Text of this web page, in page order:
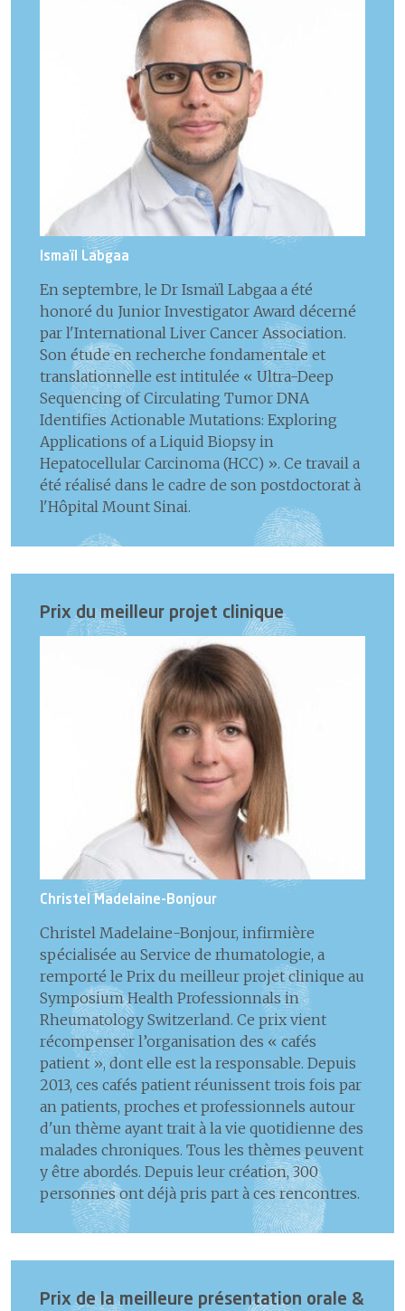
Ismaïl Labgaa
En septembre, le Dr Ismaïl Labgaa a été
honoré du Junior Investigator Award décerné
par l'International Liver Cancer Association.
Son étude en recherche fondamentale et
translationnelle est intitulée « Ultra-Deep
Sequencing of Circulating Tumor DNA
Identifies Actionable Mutations: Exploring
Applications of a Liquid Biopsy in
Hepatocellular Carcinoma (HCC) ». Ce travail a
été réalisé dans le cadre de son postdoctorat à
l'Hôpital Mount Sinai.
Prix du meilleur projet clinique
Christel Madelaine-Bonjour
Christel Madelaine-Bonjour, infirmière
spécialisée au Service de rhumatologie, a
remporté le Prix du meilleur projet clinique au
Symposium Health Professionnals in
Rheumatology Switzerland. Ce prix vient
récompenser l’organisation des « cafés
patient », dont elle est la responsable. Depuis
2013, ces cafés patient réunissent trois fois par
an patients, proches et professionnels autour
d'un thème ayant trait à la vie quotidienne des
malades chroniques. Tous les thèmes peuvent
y être abordés. Depuis leur création, 300
personnes ont déjà pris part à ces rencontres.
Prix de la meilleure présentation orale &